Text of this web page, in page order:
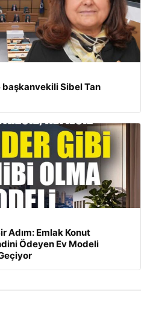
başkanvekili Sibel Tan
Adım: Emlak Konut
Ödeyen Ev Modeli